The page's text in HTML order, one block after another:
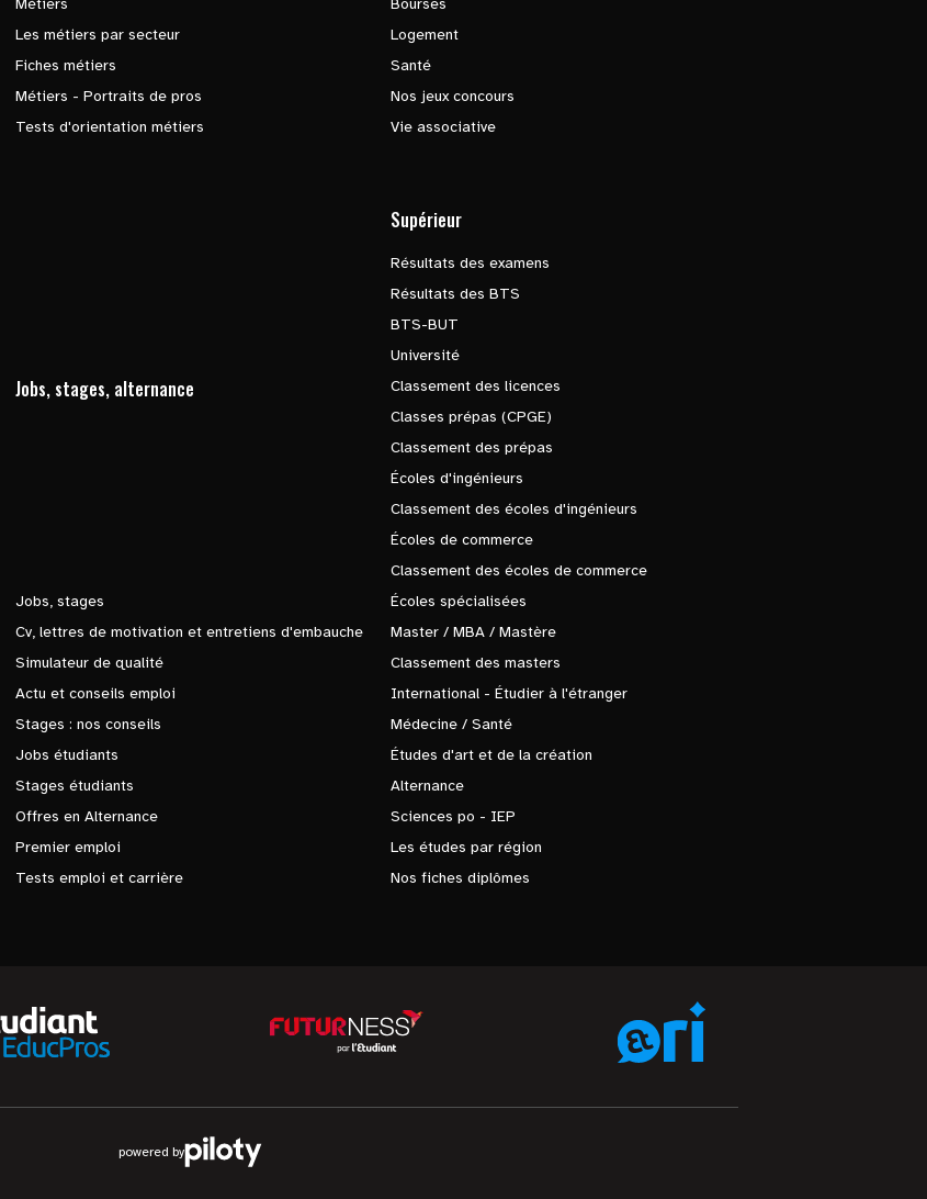
Métiers
Les métiers par secteur
Fiches métiers
Métiers - Portraits de pros
Tests d'orientation métiers
Bourses
Logement
Santé
Nos jeux concours
Vie associative
Jobs, stages, alternance
Jobs, stages
Cv, lettres de motivation et entretiens d'embauche
Simulateur de qualité
Actu et conseils emploi
Stages : nos conseils
Jobs étudiants
Stages étudiants
Offres en Alternance
Premier emploi
Tests emploi et carrière
Supérieur
Résultats des examens
Résultats des BTS
BTS-BUT
Université
Classement des licences
Classes prépas (CPGE)
Classement des prépas
Écoles d'ingénieurs
Classement des écoles d'ingénieurs
Écoles de commerce
Classement des écoles de commerce
Écoles spécialisées
Master / MBA / Mastère
Classement des masters
International - Étudier à l'étranger
Médecine / Santé
Études d'art et de la création
Alternance
Sciences po - IEP
Les études par région
Nos fiches diplômes
powered by